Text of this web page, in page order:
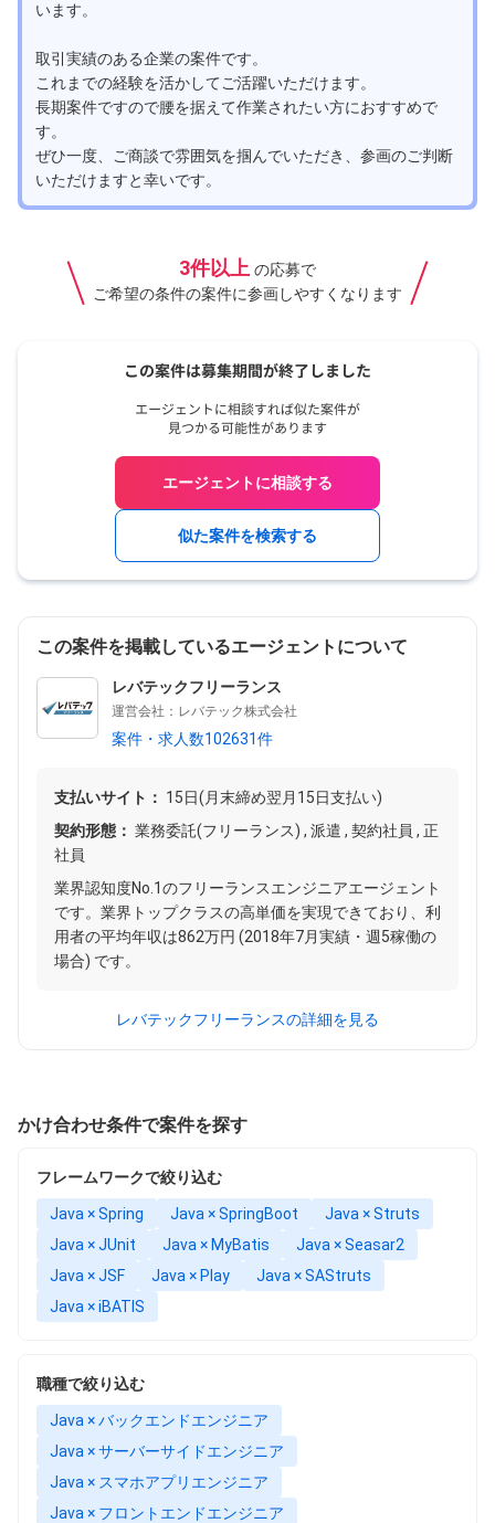
います。
取引実績のある企業の案件です。
これまでの経験を活かしてご活躍いただけます。
長期案件ですので腰を据えて作業されたい方におすすめで
す。
ぜひ一度、ご商談で雰囲気を掴んでいただき、参画のご判断
いただけますと幸いです。
3件以上 の応募で
ご希望の条件の案件に参画しやすくなります
エージェントに相談する
似た案件を検索する
この案件を掲載しているエージェントについて
レバテックフリーランス
運営会社：レバテック株式会社
案件・求人数102631件
支払いサイト： 15日(月末締め翌月15日支払い)
契約形態： 業務委託(フリーランス) , 派遣 , 契約社員 , 正
社員
業界認知度No.1のフリーランスエンジニアエージェント
です。業界トップクラスの高単価を実現できており、利
用者の平均年収は862万円 (2018年7月実績・週5稼働の
場合) です。
レバテックフリーランスの詳細を見る
かけ合わせ条件で案件を探す
フレームワークで絞り込む
Java × Spring Java × SpringBoot
Java × Struts
Java × JUnit
Java × MyBatis
Java × Seasar2
Java × JSF
Java × Play
Java × SAStruts
Java × iBATIS
職種で絞り込む
Java × バックエンドエンジニア
Java × サーバーサイドエンジニア
Java × スマホアプリエンジニア
Java × フロントエンドエンジニア